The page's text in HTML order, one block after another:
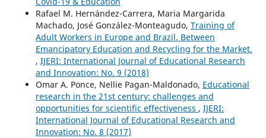
Rafael M. Hernández-Carrera, Maria Margarida
Machado, José González-Monteagudo, Training of
Adult Workers in Europe and Brazil. Between
Emancipatory Education and Recycling for the Market.
, IJERI: International Journal of Educational Research
and Innovation: No. 9 (2018)
Omar A. Ponce, Nellie Pagan-Maldonado, Educational
research in the 21st century: challenges and
opportunities for scientific effectiveness , IJERI:
International Journal of Educational Research and
Innovation: No. 8 (2017)